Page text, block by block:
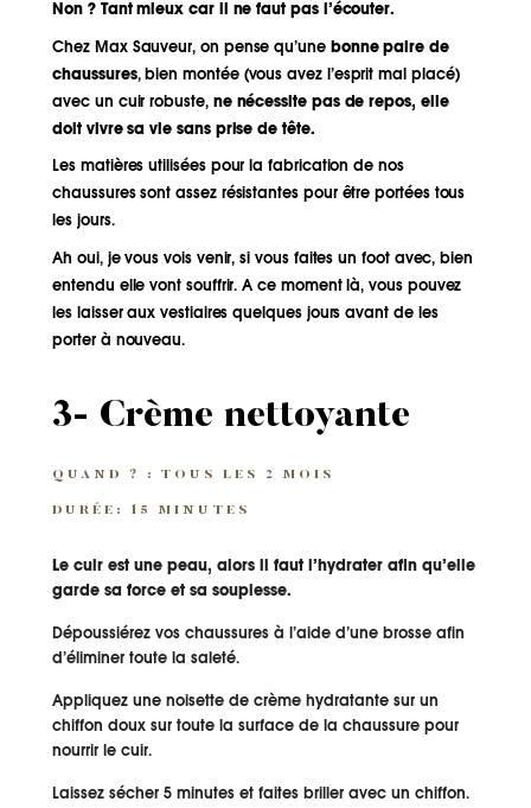
Non ? Tant mieux car il ne faut pas l’écouter.
Chez Max Sauveur, on pense qu’une bonne paire de
chaussures, bien montée (vous avez l’esprit mal placé)
avec un cuir robuste, ne nécessite pas de repos, elle
doit vivre sa vie sans prise de tête.
Les matières utilisées pour la fabrication de nos
chaussures sont assez résistantes pour être portées tous
les jours.
Ah oui, je vous vois venir, si vous faites un foot avec, bien
entendu elle vont souffrir. A ce moment là, vous pouvez
les laisser aux vestiaires quelques jours avant de les
porter à nouveau.
3- Crème nettoyante
QUAND ? : TOUS LES 2 MOIS
DURÉE: 15 MINUTES
Le cuir est une peau, alors il faut l’hydrater afin qu’elle
garde sa force et sa souplesse.
Dépoussiérez vos chaussures à l’aide d’une brosse afin
d’éliminer toute la saleté.
Appliquez une noisette de crème hydratante sur un
chiffon doux sur toute la surface de la chaussure pour
nourrir le cuir.
Laissez sécher 5 minutes et faites briller avec un chiffon.